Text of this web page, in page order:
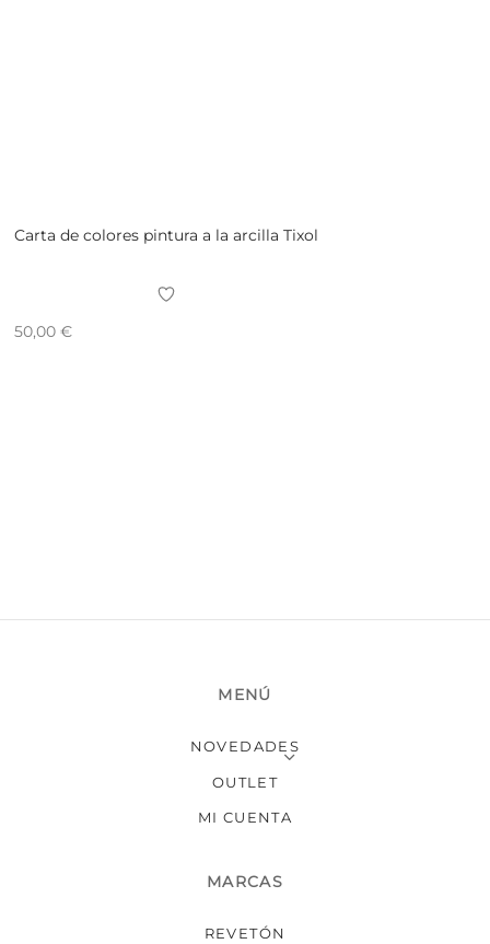
Carta de colores pintura a la arcilla Tixol
50,00 €
MENÚ
NOVEDADES
OUTLET
MI CUENTA
MARCAS
REVETÓN